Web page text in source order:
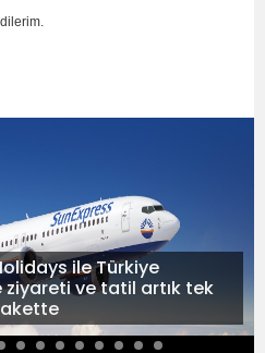
dilerim.
ile Türkiye
ve tatil artık tek